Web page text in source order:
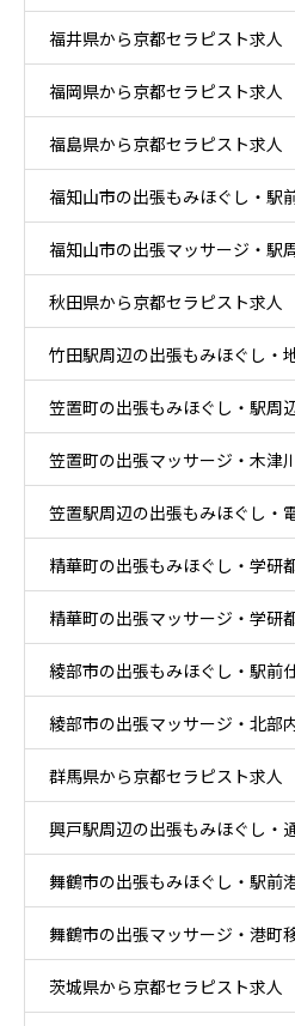
福井県から京都セラピスト求人
福岡県から京都セラピスト求人
福島県から京都セラピスト求人
福知山市の出張もみほぐし・駅
福知山市の出張マッサージ・駅
秋田県から京都セラピスト求人
竹田駅周辺の出張もみほぐし・
りケア
笠置町の出張もみほぐし・駅周
笠置町の出張マッサージ・木津
笠置駅周辺の出張もみほぐし・
精華町の出張もみほぐし・学研
精華町の出張マッサージ・学研
綾部市の出張もみほぐし・駅前
綾部市の出張マッサージ・北部
群馬県から京都セラピスト求人
興戸駅周辺の出張もみほぐし・
舞鶴市の出張もみほぐし・駅前
舞鶴市の出張マッサージ・港町
茨城県から京都セラピスト求人